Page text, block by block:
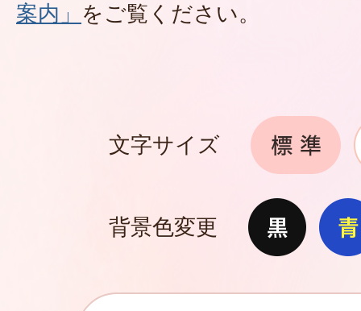
案内」 をご覧ください。
文字サイズ
背景色変更